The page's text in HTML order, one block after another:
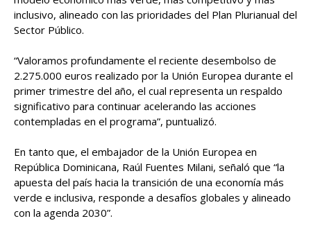
inclusivo, alineado con las prioridades del Plan Plurianual del
Sector Público.
“Valoramos profundamente el reciente desembolso de
2.275.000 euros realizado por la Unión Europea durante el
primer trimestre del año, el cual representa un respaldo
significativo para continuar acelerando las acciones
contempladas en el programa”, puntualizó.
En tanto que, el embajador de la Unión Europea en
República Dominicana, Raúl Fuentes Milani, señaló que “la
apuesta del país hacia la transición de una economía más
verde e inclusiva, responde a desafíos globales y alineado
con la agenda 2030”.